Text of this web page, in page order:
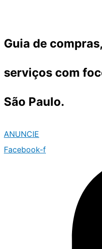
o
Guia de
serviços com
São Paulo.
ANUNCIE
Facebook-f